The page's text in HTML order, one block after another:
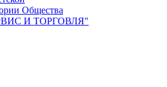
Общества
И ТОРГОВЛЯ"